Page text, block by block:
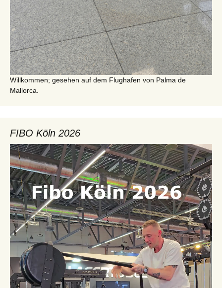
Willkommen; gesehen auf dem Flughafen von Palma de
Mallorca.
FIBO Köln 2026
Video-
Player